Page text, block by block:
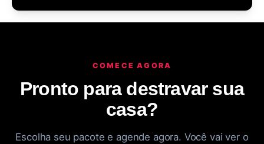
COMECE AGORA
Pronto para destravar sua
casa?
Escolha seu pacote e agende agora. Você vai ver o